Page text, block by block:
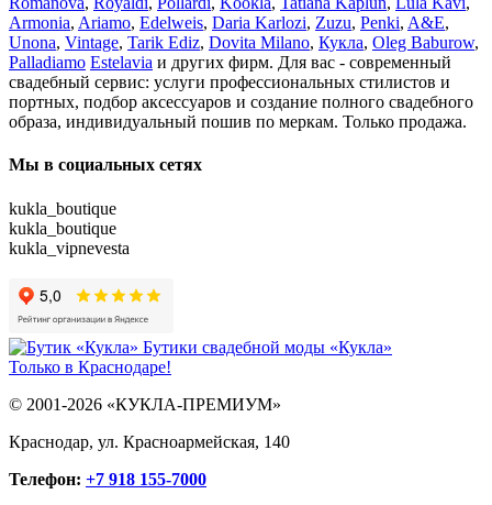
Armonia, Ariamo, Edelweis, Daria Karlozi, Zuzu, Penki, A&Е,
Unona, Vintage, Tarik Ediz, Dovita Milano, Кукла, Oleg Baburow,
Palladiamo Estelavia и других фирм. Для вас - современный
свадебный сервис: услуги профессиональных стилистов и
портных, подбор аксессуаров и создание полного свадебного
образа, индивидуальный пошив по меркам. Только продажа.
Мы в социальных сетях
kukla_boutique
kukla_boutique
kukla_vipnevesta
Бутики свадебной моды «Кукла»
Только в Краснодаре!
© 2001-2026 «КУКЛА-ПРЕМИУМ»
Краснодар, ул. Красноармейская, 140
Телефон: +7 918 155-7000